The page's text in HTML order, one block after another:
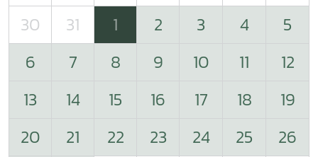
30
31 1 2 3 4
5
6
7 8 9 10 11
12
13
14 15 16 17 18
19
20
21 22 23 24 25
26